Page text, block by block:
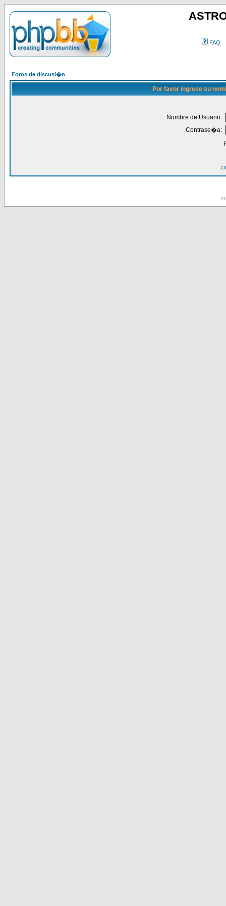
FAQ
Foros de discusi�n
Por favor ingrese su
Nombre de Usuario:
Contrase�a:
©